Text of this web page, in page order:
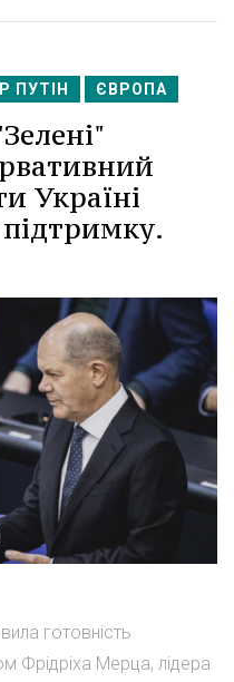
ПУТІН ЄВРОПА
Україні
готовність
Фрідріха Мерца, лідера